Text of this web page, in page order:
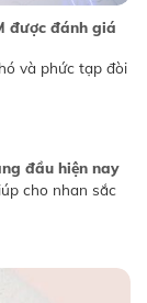
được đánh giá
và phức tạp đòi
đầu hiện nay
cho nhan sắc